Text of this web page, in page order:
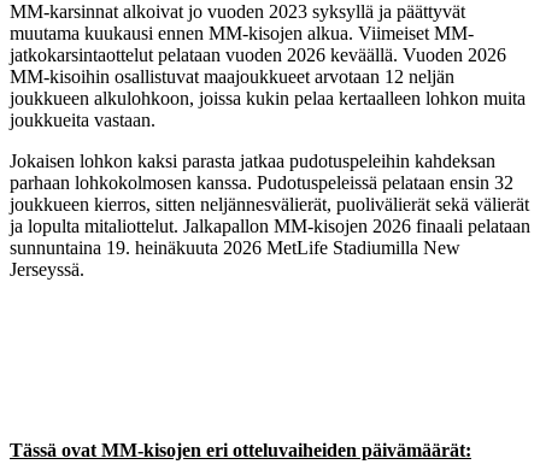
MM-karsinnat alkoivat jo vuoden 2023 syksyllä ja päättyvät
muutama kuukausi ennen MM-kisojen alkua. Viimeiset MM-
jatkokarsintaottelut pelataan vuoden 2026 keväällä. Vuoden 2026
MM-kisoihin osallistuvat maajoukkueet arvotaan 12 neljän
joukkueen alkulohkoon, joissa kukin pelaa kertaalleen lohkon muita
joukkueita vastaan.
Jokaisen lohkon kaksi parasta jatkaa pudotuspeleihin kahdeksan
parhaan lohkokolmosen kanssa. Pudotuspeleissä pelataan ensin 32
joukkueen kierros, sitten neljännesvälierät, puolivälierät sekä välierät
ja lopulta mitaliottelut. Jalkapallon MM-kisojen 2026 finaali pelataan
sunnuntaina 19. heinäkuuta 2026 MetLife Stadiumilla New
Jerseyssä.
Tässä ovat MM-kisojen eri otteluvaiheiden päivämäärät: